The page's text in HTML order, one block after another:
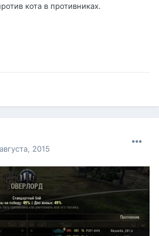
кота в противниках.
2015